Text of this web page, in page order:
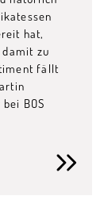
hat,
zu
fällt
BOS